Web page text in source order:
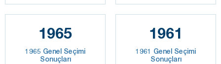
1965
1965 Genel Seçimi
Sonuçları
1961
1961 Genel Seçimi
Sonuçları